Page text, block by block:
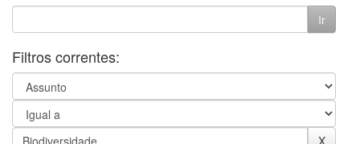
Filtros correntes: